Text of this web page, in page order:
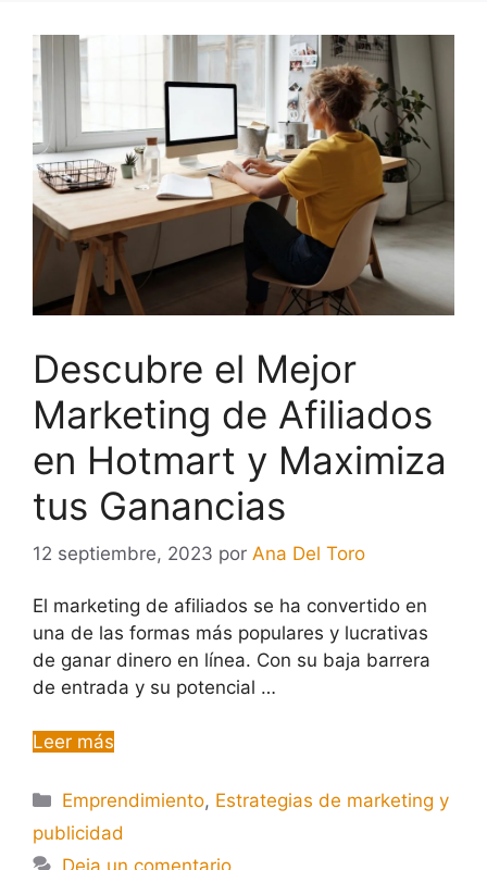
Descubre el Mejor
Marketing de Afiliados
en Hotmart y Maximiza
tus Ganancias
12 septiembre, 2023 por Ana Del Toro
El marketing de afiliados se ha convertido en
una de las formas más populares y lucrativas
de ganar dinero en línea. Con su baja barrera
de entrada y su potencial …
Leer más
Emprendimiento, Estrategias de marketing y
publicidad
Deja un comentario